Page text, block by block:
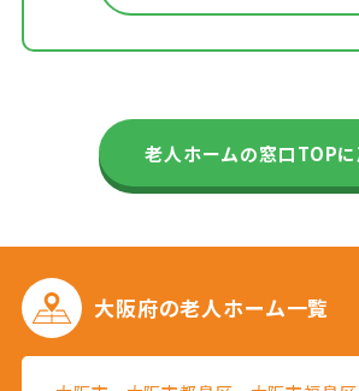
老人ホームの窓口TOPに
大阪府の老人ホーム一覧